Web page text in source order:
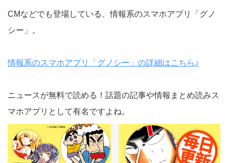
CMなどでも登場している、情報系のスマホアプリ「グノ
シー」。
情報系のスマホアプリ「グノシー」の詳細はこちら♪
ニュースが無料で読める！話題の記事や情報まとめ読みス
マホアプリとして有名ですよね。